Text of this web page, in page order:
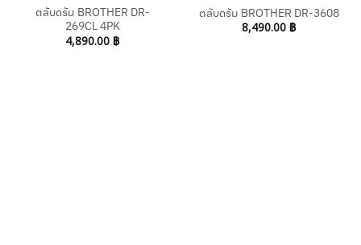
ตลับดรัม BROTHER DR-
269CL 4PK
4,890.00 ฿
ตลับดรัม BROTHER DR-3608
8,490.00 ฿